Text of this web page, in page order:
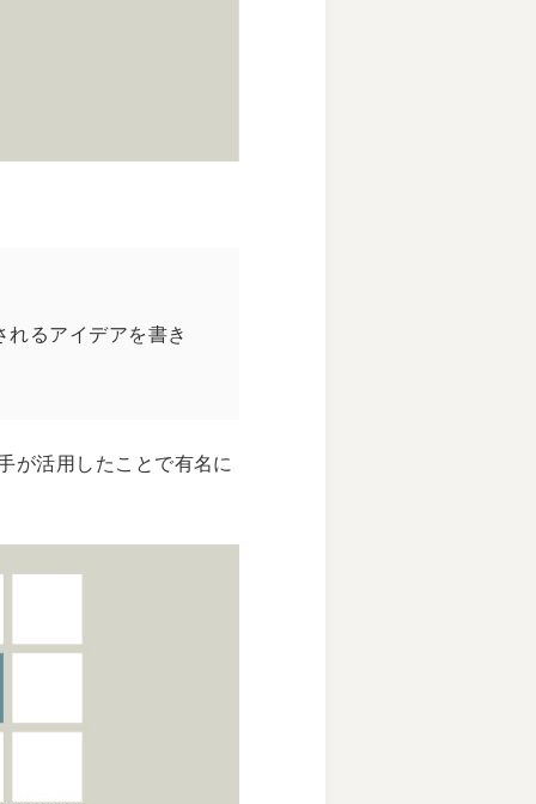
るアイデアを書き
が活用したことで有名に